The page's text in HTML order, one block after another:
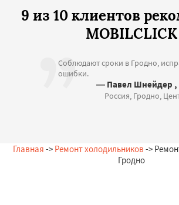
9 из 10 клиентов
MOBILCLICK
Соблюдают сроки в Гродно,
ошибки.
— Павел Шнейдер ,
Россия, Гродно,
Главная -> Ремонт холодильников ->
Гродно